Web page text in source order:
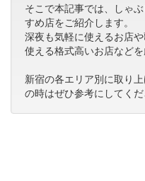
そこで本記事では、しゃ
すめ店をご紹介します。
深夜も気軽に使えるお店
使える格式高いお店などを
新宿の各エリア別に取り
の時はぜひ参考にしてくだ